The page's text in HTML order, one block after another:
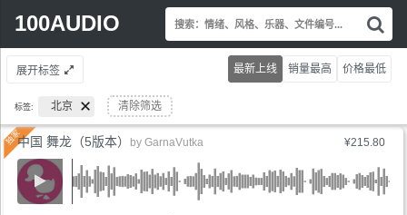
100AUDIO
Search
索
情
绪
乐
文
件
展开标签
标签: 北京 清除筛选
最新上线 销量最高 价格最低
¥215.80
中国 舞龙（5版本） by GarnaVutka